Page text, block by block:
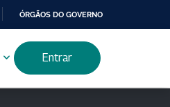
ÓRGÃOS DO GOVERNO
Entrar